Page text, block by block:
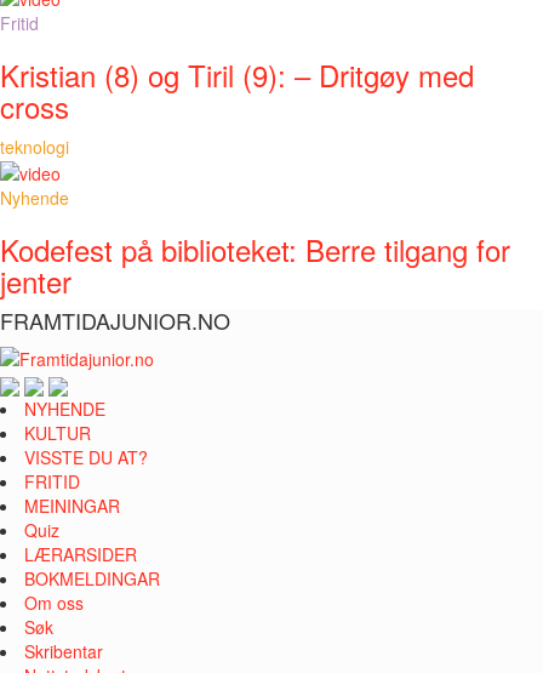
Fritid
Kristian (8) og Tiril (9): – Dritgøy med
cross
teknologi
Nyhende
Kodefest på biblioteket: Berre tilgang for
jenter
FRAMTIDAJUNIOR.NO
NYHENDE
KULTUR
VISSTE DU AT?
FRITID
MEININGAR
Quiz
LÆRARSIDER
BOKMELDINGAR
Om oss
Søk
Skribentar